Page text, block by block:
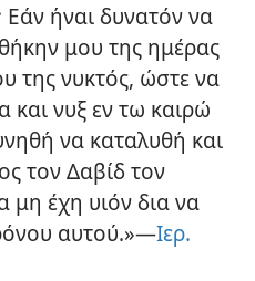
Εάν ήναι δυνατόν να
μου της ημέρας
της νυκτός, ώστε να
και νυξ εν τω καιρώ
να καταλυθή και
τον Δαβίδ τον
μη έχη υιόν δια να
αυτού.»—Ιερ.